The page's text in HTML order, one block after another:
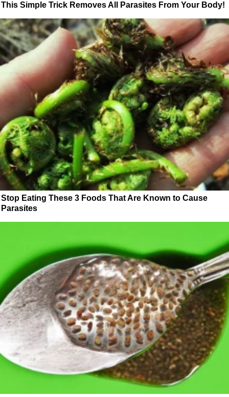
This Simple Trick Removes All Parasites From Your Body!
Stop Eating These 3 Foods That Are Known to Cause
Parasites